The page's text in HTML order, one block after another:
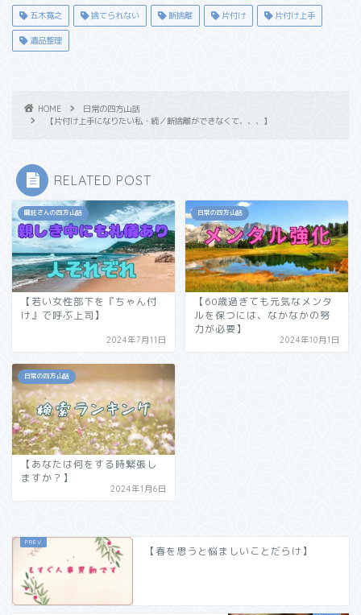
五木寛之 捨てられない 断捨離 片付け 片付け上手
遺品整理
HOME
日常の四方山話
【片付け上手になりたい私・続／断捨離ができなくて、、、】
RELATED POST
嘱託さんの四方山話
【若い女性部下を『ちゃん付
け』で呼ぶ上司】
2024年7月11日
日常の四方山話
【60歳過ぎても元気なメンタ
ルを保つには、なかなかの努
力が必要】
2024年10月1日
日常の四方山話
【あなたは何をする時緊張し
ますか？】
2024年1月6日
【春を思うと悩ましいことだらけ】